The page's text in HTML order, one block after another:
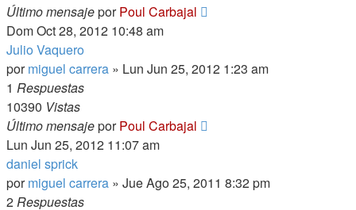
Último mensajeporPoul Carbajal
Dom Oct 28, 2012 10:48 am
Julio Vaquero
pormiguel carrera » Lun Jun 25, 2012 1:23 am
1 Respuestas
10390 Vistas
Último mensajeporPoul Carbajal
Lun Jun 25, 2012 11:07 am
daniel sprick
pormiguel carrera » Jue Ago 25, 2011 8:32 pm
2Respuestas